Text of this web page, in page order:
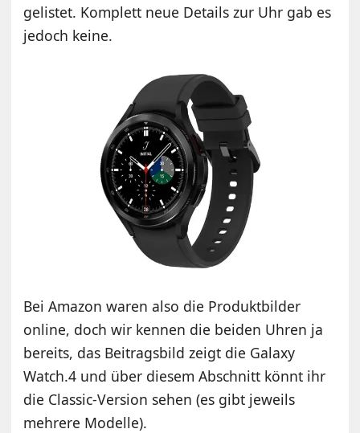
gelistet. Komplett neue Details zur Uhr gab es
jedoch keine.
Bei Amazon waren also die Produktbilder
online, doch wir kennen die beiden Uhren ja
bereits, das Beitragsbild zeigt die Galaxy
Watch.4 und über diesem Abschnitt könnt ihr
die Classic-Version sehen (es gibt jeweils
mehrere Modelle).